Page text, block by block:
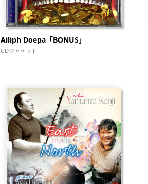
Ailiph Doepa「BONUS」
CDジャケット